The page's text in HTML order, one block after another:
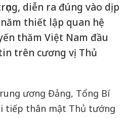
diễn ra đúng vào dịp
thiết lập quan hệ
thăm Việt Nam đầu
trên cương vị Thủ
ương Đảng, Tổng Bí
tiếp thân mật Thủ tướng